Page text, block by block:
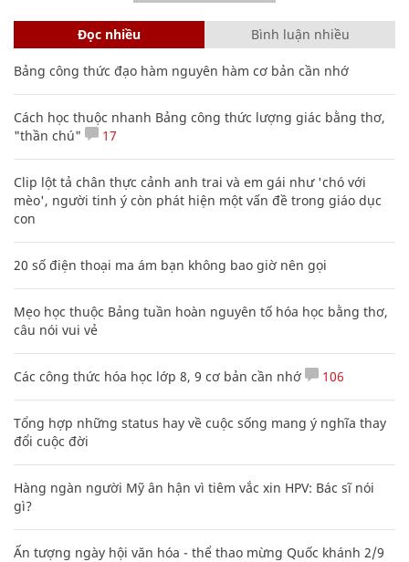
Đọc nhiều Bình luận nhiều
Bảng công thức đạo hàm nguyên hàm cơ bản cần nhớ
Cách học thuộc nhanh Bảng công thức lượng giác bằng thơ,
"thần chú"
17
Clip lột tả chân thực cảnh anh trai và em gái như 'chó với
mèo', người tinh ý còn phát hiện một vấn đề trong giáo dục
con
20 số điện thoại ma ám bạn không bao giờ nên gọi
Mẹo học thuộc Bảng tuần hoàn nguyên tố hóa học bằng thơ,
câu nói vui vẻ
Các công thức hóa học lớp 8, 9 cơ bản cần nhớ 106
Tổng hợp những status hay về cuộc sống mang ý nghĩa thay
đổi cuộc đời
Hàng ngàn người Mỹ ân hận vì tiêm vắc xin HPV: Bác sĩ nói
gì?
Ấn tượng ngày hội văn hóa - thể thao mừng Quốc khánh 2/9